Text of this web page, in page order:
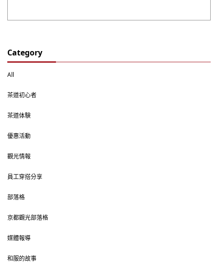
Category
All
茶道初心者
茶道体験
優惠活動
觀光情報
員工穿搭分享
部落格
京都觀光部落格
媒體報導
和服的故事